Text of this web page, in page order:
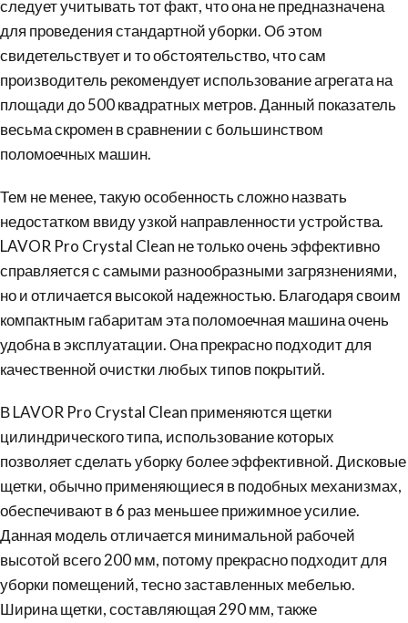
следует учитывать тот факт, что она не предназначена
для проведения стандартной уборки. Об этом
свидетельствует и то обстоятельство, что сам
производитель рекомендует использование агрегата на
площади до 500 квадратных метров. Данный показатель
весьма скромен в сравнении с большинством
поломоечных машин.
Тем не менее, такую особенность сложно назвать
недостатком ввиду узкой направленности устройства.
LAVOR Pro Crystal Clean не только очень эффективно
справляется с самыми разнообразными загрязнениями,
но и отличается высокой надежностью. Благодаря своим
компактным габаритам эта поломоечная машина очень
удобна в эксплуатации. Она прекрасно подходит для
качественной очистки любых типов покрытий.
В LAVOR Pro Crystal Clean применяются щетки
цилиндрического типа, использование которых
позволяет сделать уборку более эффективной. Дисковые
щетки, обычно применяющиеся в подобных механизмах,
обеспечивают в 6 раз меньшее прижимное усилие.
Данная модель отличается минимальной рабочей
высотой всего 200 мм, потому прекрасно подходит для
уборки помещений, тесно заставленных мебелью.
Ширина щетки, составляющая 290 мм, также